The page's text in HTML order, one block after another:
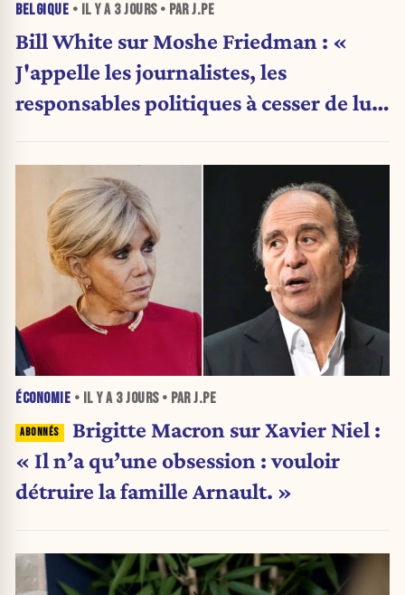
BELGIQUE • IL Y A 3 JOURS• PAR J.PE
Bill White sur Moshe Friedman : «
J'appelle les journalistes, les
responsables politiques à cesser de lui
ÉCONOMIE • IL Y A 3 JOURS• PAR J.PE
Brigitte Macron sur Xavier Niel :
« Il n’a qu’une obsession : vouloir
détruire la famille Arnault. »